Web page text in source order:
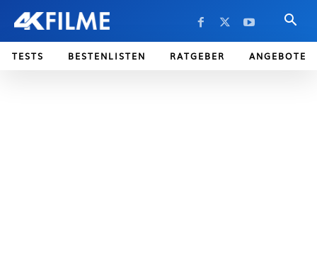
TESTS BESTENLISTEN RATGEBER ANGEBOTE